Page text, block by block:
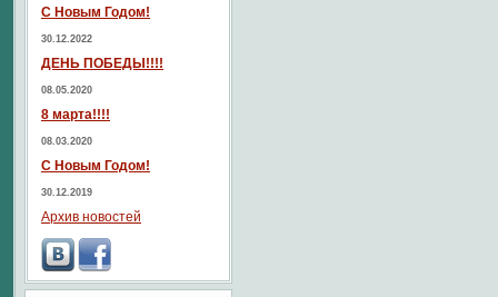
С Новым Годом!
30.12.2022
ДЕНЬ ПОБЕДЫ!!!!
08.05.2020
8 марта!!!!
08.03.2020
С Новым Годом!
30.12.2019
Архив новостей